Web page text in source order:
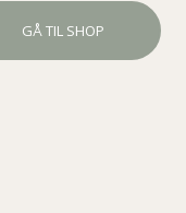
GÅ TIL SHOP